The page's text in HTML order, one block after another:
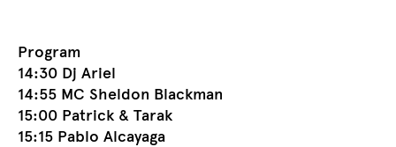
Program
14:30 Dj Ariel
14:55 MC Sheldon Blackman
15:00 Patrick & Tarak
15:15 Pablo Alcayaga